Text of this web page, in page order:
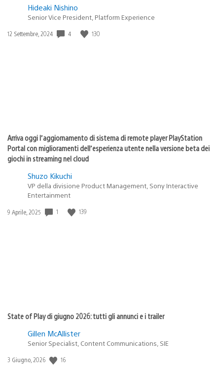
Hideaki Nishino
Senior Vice President, Platform Experience
Data
12 Settembre, 2024 4 130
Arriva oggi l’aggiornamento di sistema di remote player PlayStation
Portal con miglioramenti dell’esperienza utente nella versione beta dei
giochi in streaming nel cloud
Shuzo Kikuchi
VP della divisione Product Management, Sony Interactive
Entertainment
Data
9 Aprile, 2025 1 139
State of Play di giugno 2026: tutti gli annunci e i trailer
Gillen McAllister
Senior Specialist, Content Communications, SIE
Data
3 Giugno, 2026 16